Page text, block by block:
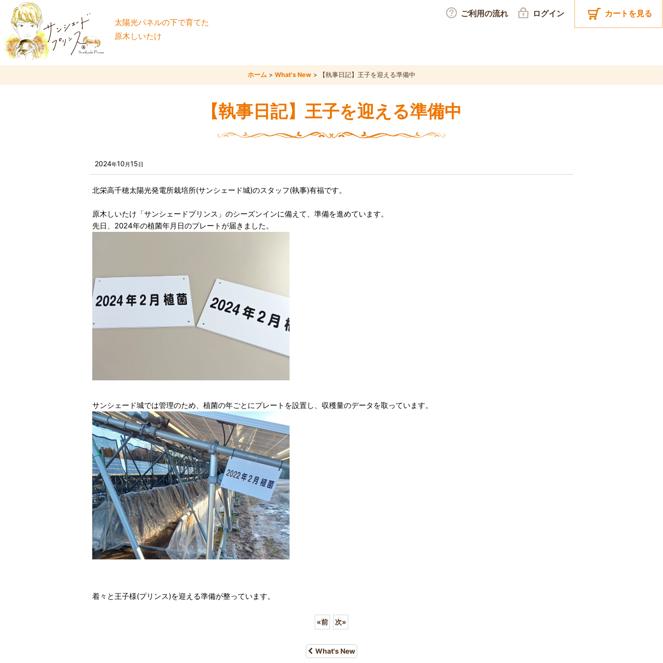
太陽光パネルの下で育てた
原木しいたけ
ご利用の流れ ログイン カートを見る
ホーム > What's New > 【執事日記】王子を迎える準備中
【執事日記】王子を迎える準備中
2024年10 月15日
北栄高千穂太陽光発電所栽培所(サンシェード城)のスタッフ(執事)有福です。
原木しいたけ「サンシェードプリンス」のシーズンインに備えて、準備を進めています。
先日、2024年の植菌年月日のプレートが届きました。
サンシェード城では管理のため、植菌の年ごとにプレートを設置し、収穫量のデータを取っています。
着々と王子様(プリンス)を迎える準備が整っています。
«前 次»
What's New